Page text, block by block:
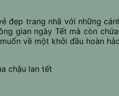
đẹp trang nhã với những
gian ngày Tết mà còn
về một khởi đầu hoàn
chậu lan tết